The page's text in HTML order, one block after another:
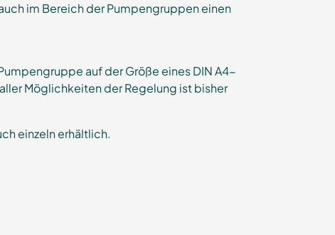
im Bereich der Pumpengruppen einen
auf der Größe eines DIN A4-
Möglichkeiten der Regelung ist bisher
einzeln erhältlich.